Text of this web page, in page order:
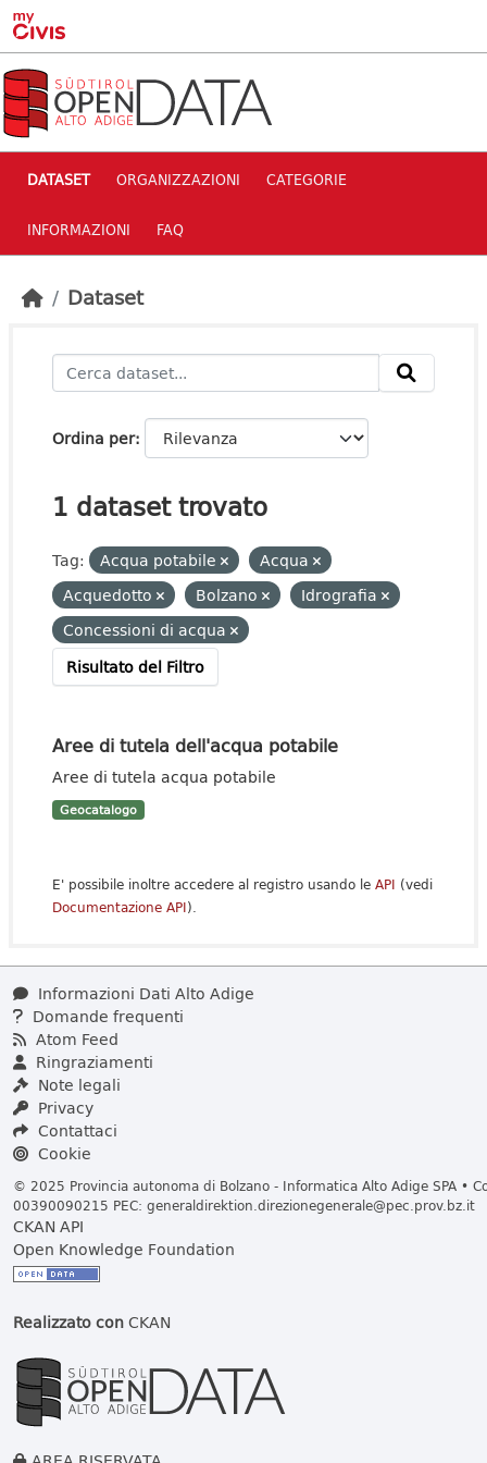
Skip to main content
DATASET ORGANIZZAZIONI CATEGORIE
INFORMAZIONI FAQ
Dataset
Ordina per
1 dataset trovato
Tag: Acqua potabile
Acqua
Acquedotto
Bolzano
Idrografia
Concessioni di acqua
Risultato del Filtro
Aree di tutela dell'acqua potabile
Aree di tutela acqua potabile
Geocatalogo
E' possibile inoltre accedere al registro usando le API (vedi
Documentazione API).
Informazioni Dati Alto Adige
Domande frequenti
Atom Feed
Ringraziamenti
Note legali
Privacy
Contattaci
Cookie
© 2025 Provincia autonoma di Bolzano - Informatica Alto Adige SPA •
00390090215 PEC: generaldirektion.direzionegenerale@pec.prov.bz.it
CKAN API
Open Knowledge Foundation
Realizzato conCKAN